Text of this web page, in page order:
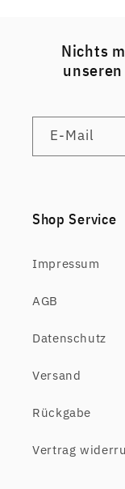
Nichts
E-Mail
Shop Service
Impressum
AGB
Datenschutz
Versand
Rückgabe
Vertrag